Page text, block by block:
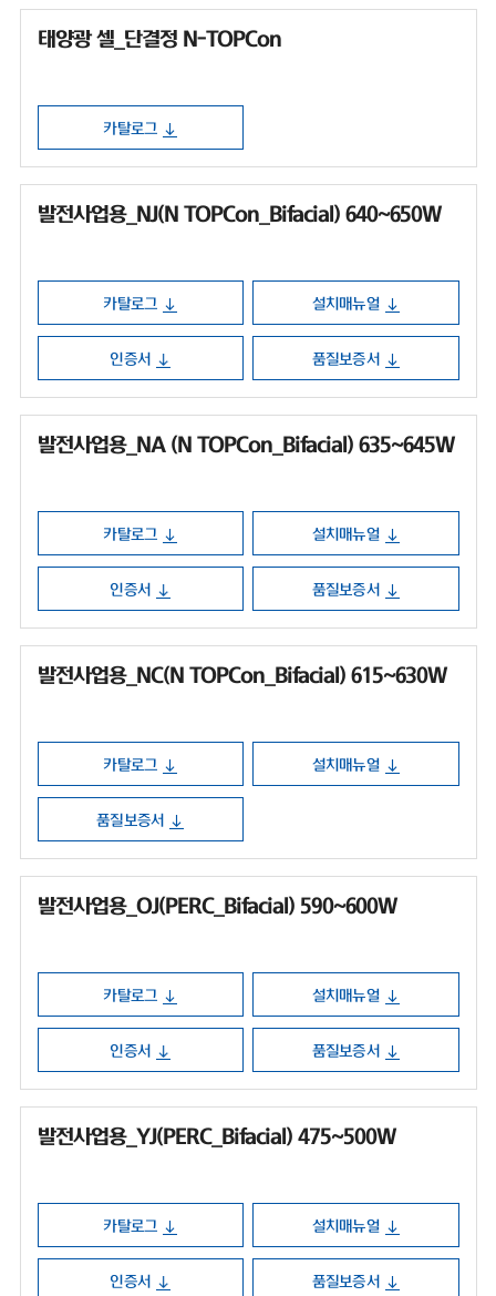
태양광 셀_단결정 N-TOPCon
카탈로그
발전사업용_NJ(N TOPCon_Bifacial) 640~650W
카탈로그 설치매뉴얼
인증서 품질보증서
발전사업용_NA (N TOPCon_Bifacial) 635~645W
카탈로그 설치매뉴얼
인증서 품질보증서
발전사업용_NC(N TOPCon_Bifacial) 615~630W
카탈로그 설치매뉴얼
품질보증서
발전사업용_OJ(PERC_Bifacial) 590~600W
카탈로그 설치매뉴얼
인증서 품질보증서
발전사업용_YJ(PERC_Bifacial) 475~500W
카탈로그 설치매뉴얼
인증서 품질보증서